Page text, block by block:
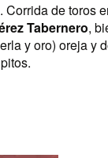
de toros
Tabernero,
y oro) oreja y